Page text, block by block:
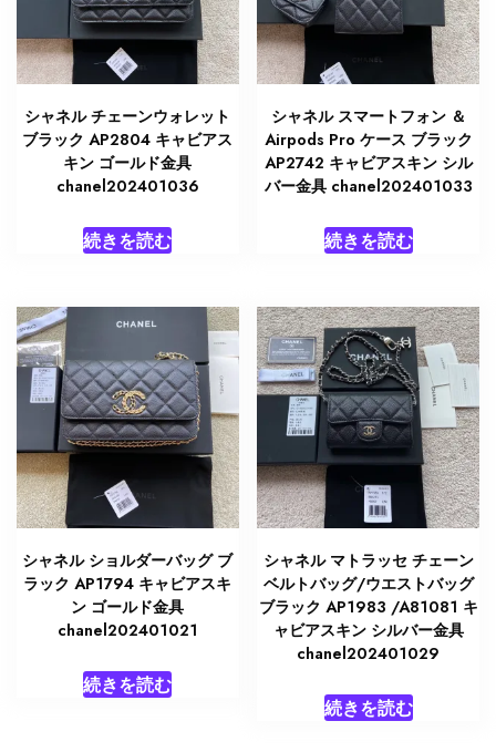
シャネル チェーンウォレット
ブラック AP2804 キャビアス
キン ゴールド金具
chanel202401036
続きを読む
シャネル スマートフォン ＆
Airpods Pro ケース ブラック
AP2742 キャビアスキン シル
バー金具 chanel202401033
続きを読む
シャネル ショルダーバッグ ブ
ラック AP1794 キャビアスキ
ン ゴールド金具
chanel202401021
続きを読む
シャネル マトラッセ チェーン
ベルトバッグ/ウエストバッグ
ブラック AP1983 /A81081 キ
ャビアスキン シルバー金具
chanel202401029
続きを読む